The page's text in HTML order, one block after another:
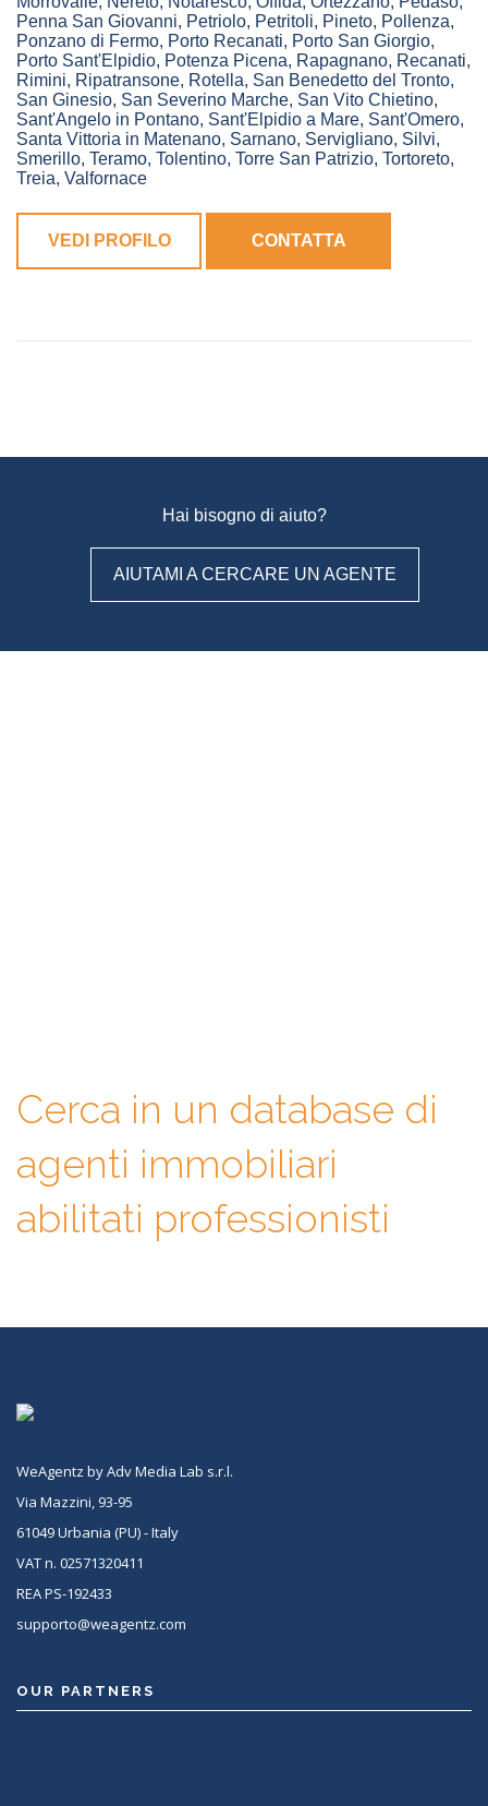
Penna San Giovanni, Petriolo, Petritoli, Pineto, Pollenza,
Ponzano di Fermo, Porto Recanati, Porto San Giorgio,
Porto Sant'Elpidio, Potenza Picena, Rapagnano, Recanati,
Rimini, Ripatransone, Rotella, San Benedetto del Tronto,
San Ginesio, San Severino Marche, San Vito Chietino,
Sant'Angelo in Pontano, Sant'Elpidio a Mare, Sant'Omero,
Santa Vittoria in Matenano, Sarnano, Servigliano, Silvi,
Smerillo, Teramo, Tolentino, Torre San Patrizio, Tortoreto,
Treia, Valfornace
VEDI PROFILO CONTATTA
Hai bisogno di aiuto?
AIUTAMI A CERCARE UN AGENTE
Cerca in un database di
agenti immobiliari
abilitati professionisti
WeAgentz by Adv Media Lab s.r.l.
Via Mazzini, 93-95
61049 Urbania (PU) - Italy
VAT n. 02571320411
REA PS-192433
supporto@weagentz.com
OUR PARTNERS